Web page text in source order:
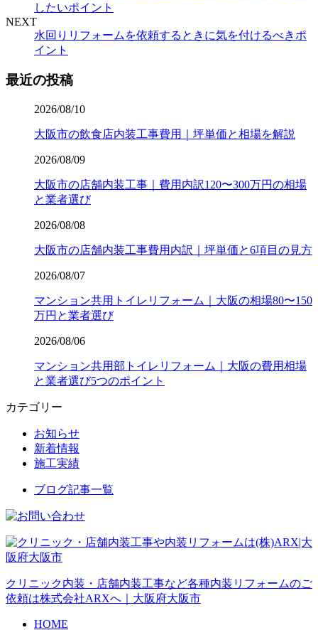
したいポイント
NEXT
水回りリフォームを依頼するときに気を付けるべきポ
イント
最近の投稿
2026/08/10
大阪市の飲食店内装工事費用｜坪単価と相場を解説
2026/08/09
大阪市の店舗内装工事｜費用内訳120〜300万円の相場
と業者選び
2026/08/08
大阪市の店舗内装工事費用内訳｜坪単価と6項目の見方
2026/08/07
マンション共用トイレリフォーム｜大阪の相場80〜150
万円と業者選び
2026/08/06
マンション共用部トイレリフォーム｜大阪の費用相場
と業者選び5つのポイント
カテゴリー
お知らせ
新着情報
施工実績
ブログ記事一覧
クリニック内装・店舗内装工事など各種内装リフォームのご
依頼は株式会社ARXへ｜大阪府大阪市
HOME